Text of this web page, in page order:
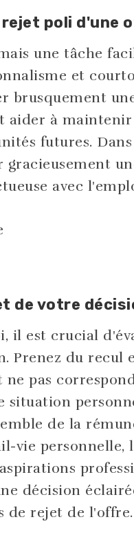
poli d'une
une tâche
et
brusquement
aider à
futures.
avec
de votre
il est crucial
Prenez du recul
pas
situation
de la
vie personnelle,
décision
de rejet de l'offre.